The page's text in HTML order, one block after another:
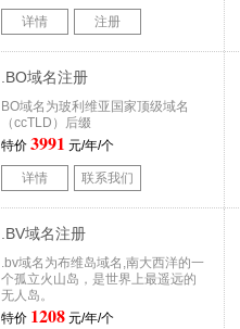
详情 注册
.BO域名注册
BO域名为玻利维亚国家顶级域名
（ccTLD）后缀
特价 3991 元/年/个
详情 联系我们
.BV域名注册
.bv域名为布维岛域名,南大西洋的一
个孤立火山岛，是世界上最遥远的
无人岛。
特价 1208 元/年/个